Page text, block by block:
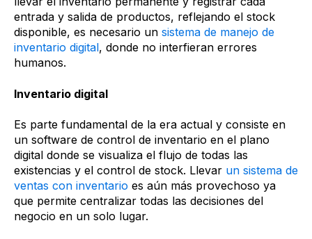
entrada y salida de productos, reflejando el stock
disponible, es necesario un sistema de manejo de
inventario digital, donde no interfieran errores
humanos.
Inventario digital
Es parte fundamental de la era actual y consiste en
un software de control de inventario en el plano
digital donde se visualiza el flujo de todas las
existencias y el control de stock. Llevar un sistema de
ventas con inventario es aún más provechoso ya
que permite centralizar todas las decisiones del
negocio en un solo lugar.